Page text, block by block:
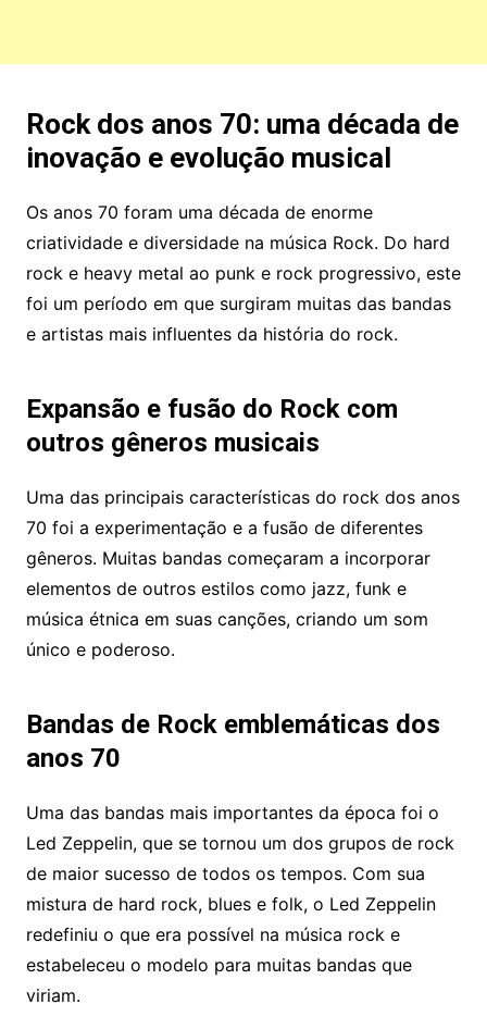
Rock dos anos 70: uma década de
inovação e evolução musical
Os anos 70 foram uma década de enorme
criatividade e diversidade na música Rock. Do hard
rock e heavy metal ao punk e rock progressivo, este
foi um período em que surgiram muitas das bandas
e artistas mais influentes da história do rock.
Expansão e fusão do Rock com
outros gêneros musicais
Uma das principais características do rock dos anos
70 foi a experimentação e a fusão de diferentes
gêneros. Muitas bandas começaram a incorporar
elementos de outros estilos como jazz, funk e
música étnica em suas canções, criando um som
único e poderoso.
Bandas de Rock emblemáticas dos
anos 70
Uma das bandas mais importantes da época foi o
Led Zeppelin, que se tornou um dos grupos de rock
de maior sucesso de todos os tempos. Com sua
mistura de hard rock, blues e folk, o Led Zeppelin
redefiniu o que era possível na música rock e
estabeleceu o modelo para muitas bandas que
viriam.